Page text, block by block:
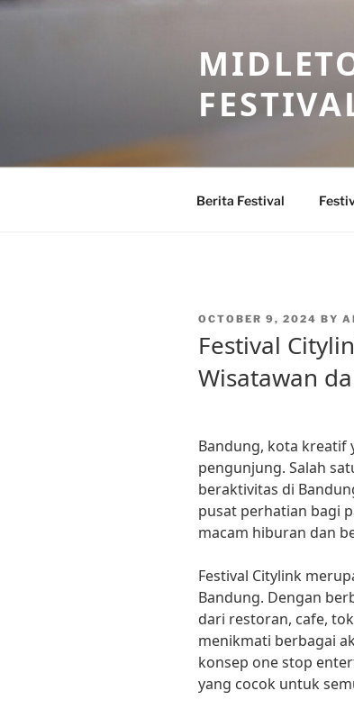
Skip
Berita Festival
POSTED
OCTOBER 9, 2024 BY
Festival
Wisatawan
Bandung, kota kreatif
pengunjung. Salah
beraktivitas di
pusat perhatian bagi
macam hiburan dan
Festival Citylink
Bandung. Dengan
dari restoran, cafe,
menikmati berbagai
konsep one stop
yang cocok untuk